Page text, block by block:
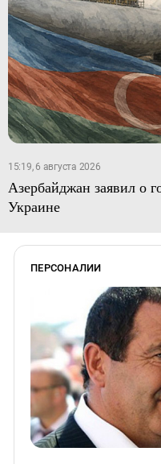
15:19, 6 августа 2026
Азербайджан заявил о
Украине
ПЕРСОНАЛИИ